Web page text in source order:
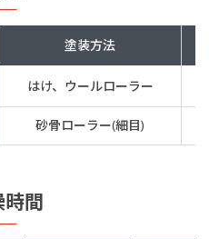
塗装方法
はけ、ウールローラー
砂骨ローラー(細目)
時間